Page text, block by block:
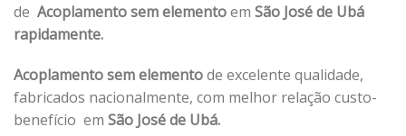
de Acoplamento sem elementoem São José de Ubá
rapidamente.
Acoplamento sem elementode excelente qualidade,
fabricados nacionalmente, com melhor relação custo-
benefício em São José de Ubá.